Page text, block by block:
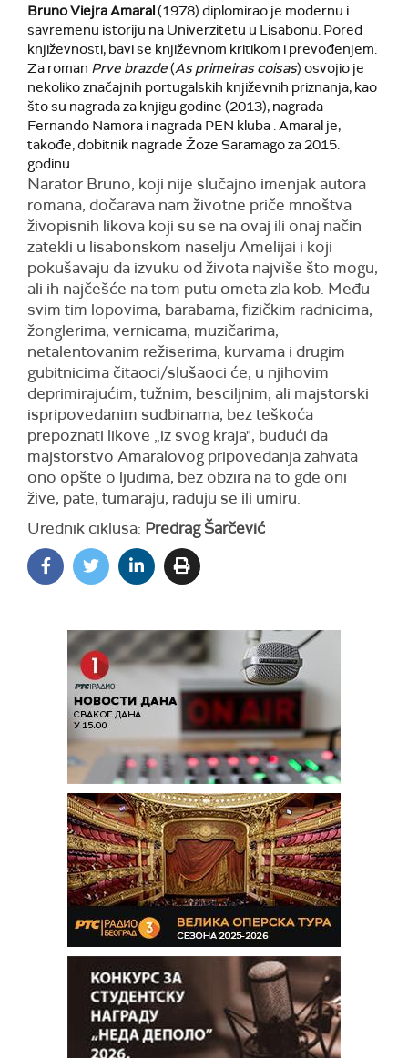
Bruno Viejra Amaral(1978) diplomirao je modernu i
savremenu istoriju na Univerzitetu u Lisabonu. Pored
književnosti, bavi se književnom kritikom i prevođenjem.
Za roman Prve brazde(As primeiras coisas) osvojio je
nekoliko značajnih portugalskih književnih priznanja, kao
što su nagrada za knjigu godine (2013), nagrada
Fernando Namora i nagrada PEN kluba . Amaral je,
takođe, dobitnik nagrade Žoze Saramago za 2015.
godinu.
Narator Bruno, koji nije slučajno imenjak autora
romana, dočarava nam životne priče mnoštva
živopisnih likova koji su se na ovaj ili onaj način
zatekli u lisabonskom naselju Amelijai i koji
pokušavaju da izvuku od života najviše što mogu,
ali ih najčešće na tom putu ometa zla kob. Među
svim tim lopovima, barabama, fizičkim radnicima,
žonglerima, vernicama, muzičarima,
netalentovanim režiserima, kurvama i drugim
gubitnicima čitaoci/slušaoci će, u njihovim
deprimirajućim, tužnim, besciljnim, ali majstorski
ispripovedanim sudbinama, bez teškoća
prepoznati likove „iz svog kraja", budući da
majstorstvo Amaralovog pripovedanja zahvata
ono opšte o ljudima, bez obzira na to gde oni
žive, pate, tumaraju, raduju se ili umiru.
Urednik ciklusa: Predrag Šarčević